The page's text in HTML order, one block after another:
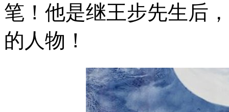
笔！他是继王步先生后
的人物！